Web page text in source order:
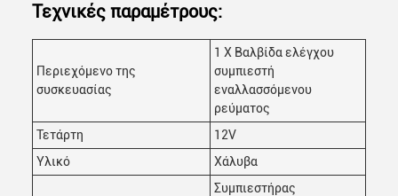
Τεχνικές παραμέτρους:
Περιεχόμενο της
συσκευασίας
1 X Βαλβίδα ελέγχου
συμπιεστή
εναλλασσόμενου
ρεύματος
Τετάρτη
12V
Υλικό
Χάλυβα
Συμπιεστήρας